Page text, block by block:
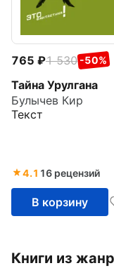
765 1 530 -50%
Тайна Урулгана
Булычев Кир
Текст
4.1 16 рецензий
В корзину
Книги из